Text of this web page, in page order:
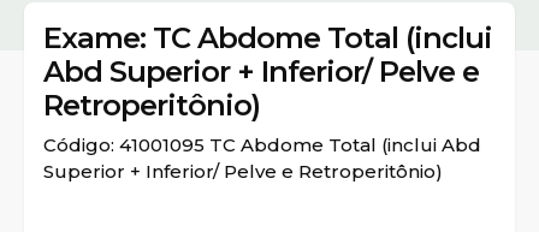
Exame: TC Abdome Total (inclui
Abd Superior + Inferior/ Pelve e
Retroperitônio)
Código: 41001095 TC Abdome Total (inclui Abd
Superior + Inferior/ Pelve e Retroperitônio)